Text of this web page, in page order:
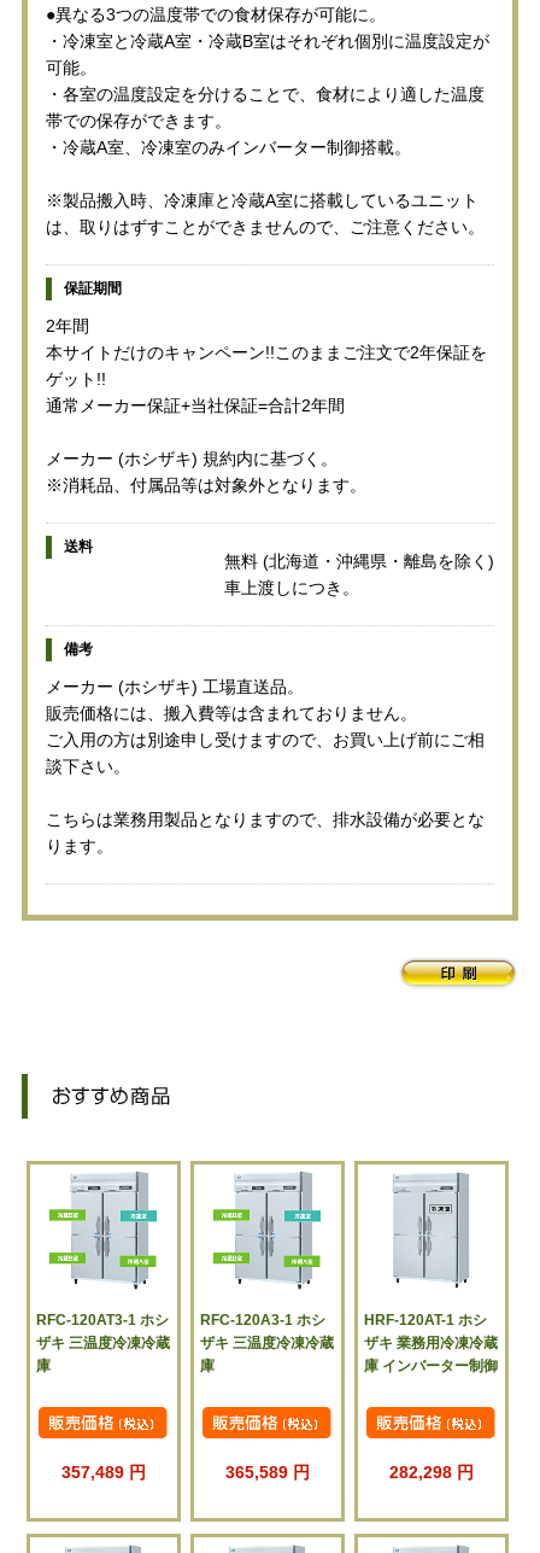
●異なる3つの温度帯での食材保存が可能に。
・冷凍室と冷蔵A室・冷蔵B室はそれぞれ個別に温度設定が
可能。
・各室の温度設定を分けることで、食材により適した温度
帯での保存ができます。
・冷蔵A室、冷凍室のみインバーター制御搭載。
※製品搬入時、冷凍庫と冷蔵A室に搭載しているユニット
は、取りはずすことができませんので、ご注意ください。
保証期間
2年間
本サイトだけのキャンペーン!!このままご注文で2年保証を
ゲット!!
通常メーカー保証+当社保証=合計2年間
メーカー (ホシザキ) 規約内に基づく。
※消耗品、付属品等は対象外となります。
送料
無料 (北海道・沖縄県・離島を除く)
車上渡しにつき。
備考
メーカー (ホシザキ) 工場直送品。
販売価格には、搬入費等は含まれておりません。
ご入用の方は別途申し受けますので、お買い上げ前にご相
談下さい。
こちらは業務用製品となりますので、排水設備が必要とな
ります。
RFC-120AT3-1 ホシ
ザキ 三温度冷凍冷蔵
庫
357,489 円
RFC-120A3-1 ホシ
ザキ 三温度冷凍冷蔵
庫
365,589 円
HRF-120AT-1 ホシ
ザキ 業務用冷凍冷蔵
庫 インバーター制御
282,298 円